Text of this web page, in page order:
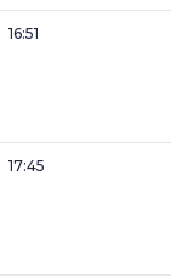
16:51
17:45